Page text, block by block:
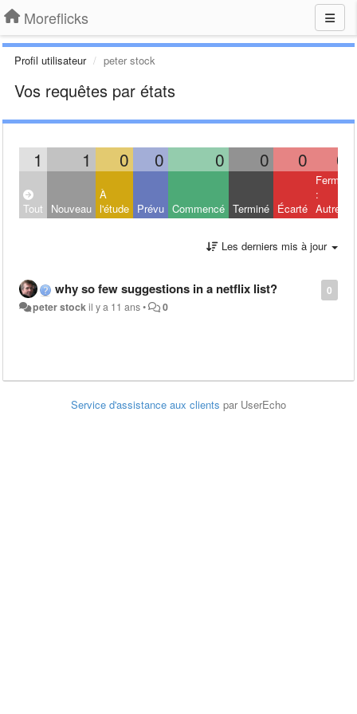
Moreflicks
Profil utilisateur peter stock
Vos requêtes par états
1 1 0 0 0 0 0 0
Tout Nouveau
À
l'étude Prévu Commencé Terminé Écarté
Fermé
:
Autres
Les derniers mis à jour
0
why so few suggestions in a netflix list?
peter stockil y a 11 ans• 0
Service d'assistance aux clients par UserEcho